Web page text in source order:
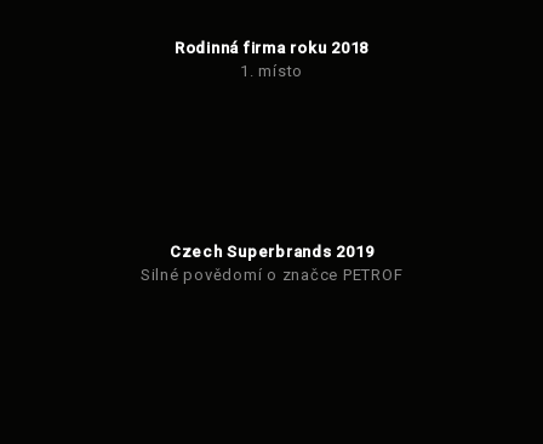
Rodinná firma roku 2018
1. místo
Czech Superbrands 2019
Silné povědomí o značce PETROF